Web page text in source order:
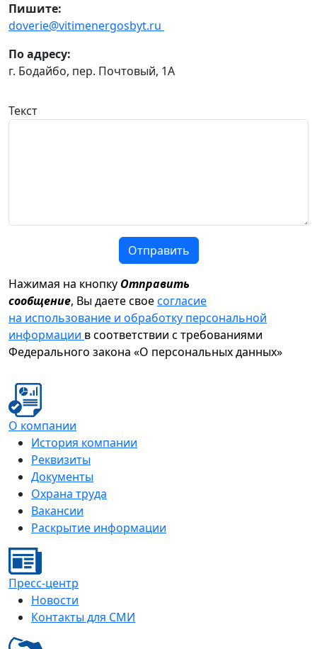
Пишите:
doverie@vitimenergosbyt.ru
По адресу:
г. Бодайбо, пер. Почтовый, 1А
Текст
Отправить
Нажимая на кнопку Отправить
сообщение, Вы даете своесогласие
на использование и обработку персональной
информации в соответствии с требованиями
Федерального закона «О персональных данных»
О компании
История компании
Реквизиты
Документы
Охрана труда
Вакансии
Раскрытие информации
Пресс-центр
Новости
Контакты для СМИ